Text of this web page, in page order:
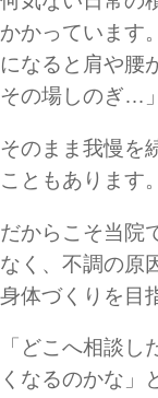
かかっています
になると肩や腰
その場しのぎ…
そのまま我慢を
こともあります。
だからこそ当院
なく、不調の原
身体づくりを目
「どこへ相談
くなるのかな」